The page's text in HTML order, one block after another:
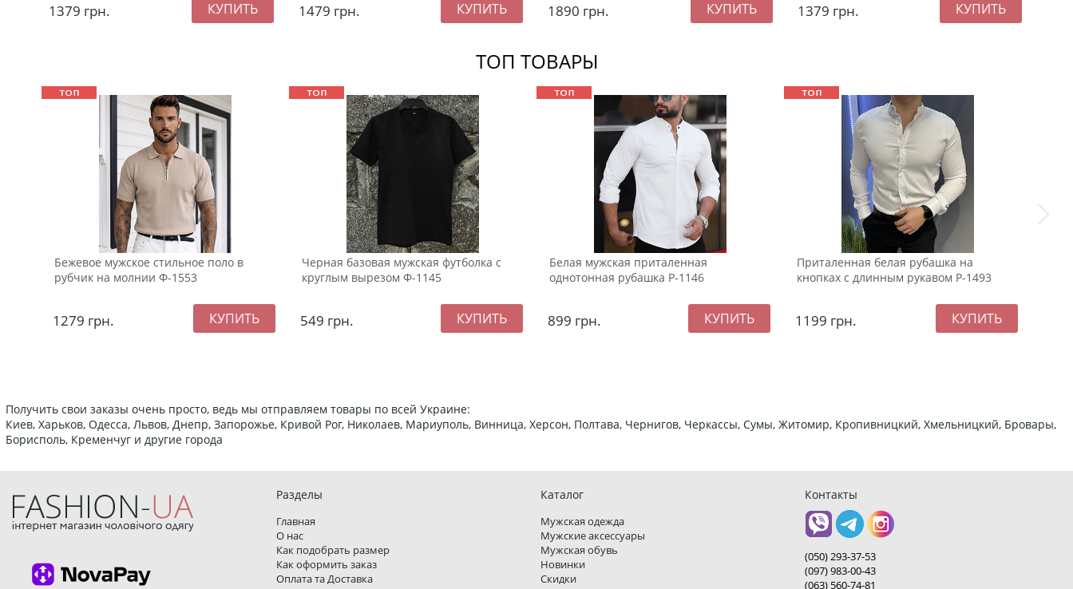
1379 грн. 1479 грн. 1890 грн. 1379 грн.
ТОП ТОВАРЫ
Бежевое мужское стильное поло в
рубчик на молнии Ф-1553
1279 грн.
Черная базовая мужская футболка с
круглым вырезом Ф-1145
549 грн.
Белая мужская приталенная
однотонная рубашка Р-1146
899 грн.
Приталенная белая рубашка на
кнопках с длинным рукавом Р-1493
1199 грн.
Получить свои заказы очень просто, ведь мы отправляем товары по всей Украине:
Киев, Харьков, Одесса, Львов, Днепр, Запорожье, Кривой Рог, Николаев, Мариуполь, Винница, Херсон, Полтава, Чернигов, Черкассы, Сумы, Житомир, Кропивницкий, Хмельницкий, Бровары,
Борисполь, Кременчуг и другие города
Разделы
Главная
О нас
Как подобрать размер
Как оформить заказ
Оплата та Доставка
Каталог
Мужская одежда
Мужские аксессуары
Мужская обувь
Новинки
Скидки
Контакты
(050) 293-37-53
(097) 983-00-43
(063) 560-74-81